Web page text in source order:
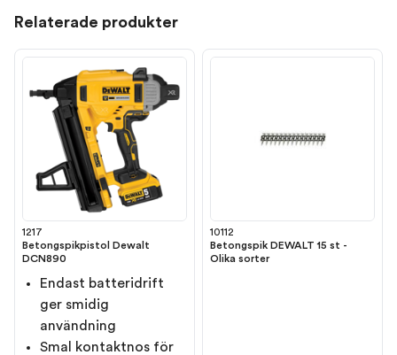
Relaterade produkter
1217
Betongspikpistol Dewalt
DCN890
Endast batteridrift
ger smidig
användning
Smal kontaktnos för
10112
Betongspik DEWALT 15 st -
Olika sorter